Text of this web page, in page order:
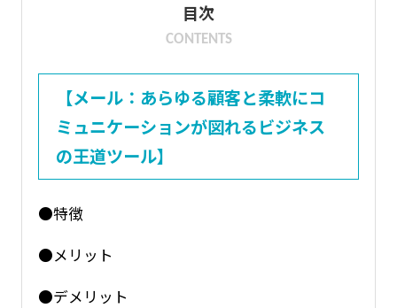
目次
CONTENTS
【メール：あらゆる顧客と柔軟にコ
ミュニケーションが図れるビジネス
の王道ツール】
●特徴
●メリット
●デメリット